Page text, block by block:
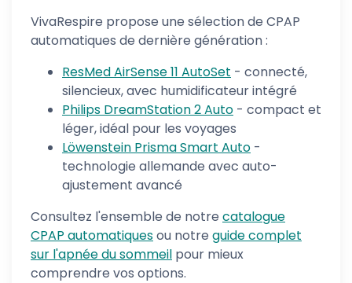
VivaRespire propose une sélection de CPAP
automatiques de dernière génération :
ResMed AirSense 11 AutoSet - connecté,
silencieux, avec humidificateur intégré
Philips DreamStation 2 Auto - compact et
léger, idéal pour les voyages
Löwenstein Prisma Smart Auto -
technologie allemande avec auto-
ajustement avancé
Consultez l'ensemble de notre catalogue
CPAP automatiquesou notre guide complet
sur l'apnée du sommeil pour mieux
comprendre vos options.